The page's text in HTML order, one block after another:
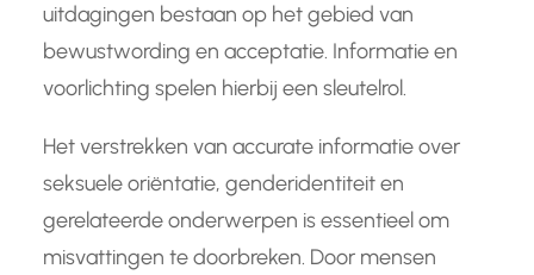
uitdagingen bestaan op het gebied van
bewustwording en acceptatie. Informatie en
voorlichting spelen hierbij een sleutelrol.
Het verstrekken van accurate informatie over
seksuele oriëntatie, genderidentiteit en
gerelateerde onderwerpen is essentieel om
misvattingen te doorbreken. Door mensen